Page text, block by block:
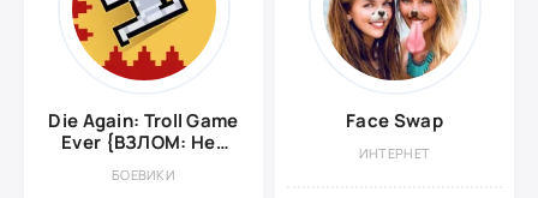
Die Again: Troll Game
Ever {ВЗЛОМ: Нет
БОЕВИКИ
Face Swap
ИНТЕРНЕТ